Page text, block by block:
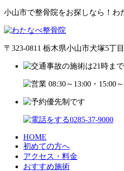
小山市で整骨院をお探しなら！わ
〒323-0811 栃木県小山市犬塚5丁
HOME
初めての方へ
アクセス・料金
おすすめ施術